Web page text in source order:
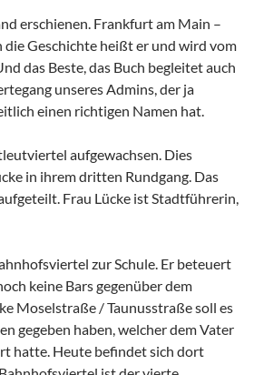
erschienen. Frankfurt am Main –
die Geschichte heißt er und wird vom
das Beste, das Buch begleitet auch
unseres Admins, der ja
einen richtigen Namen hat.
aufgewachsen. Dies
in ihrem dritten Rundgang. Das
Frau Lücke ist Stadtführerin,
zur Schule. Er beteuert
keine Bars gegenüber dem
Moselstraße / Taunusstraße soll es
gegeben haben, welcher dem Vater
hatte. Heute befindet sich dort